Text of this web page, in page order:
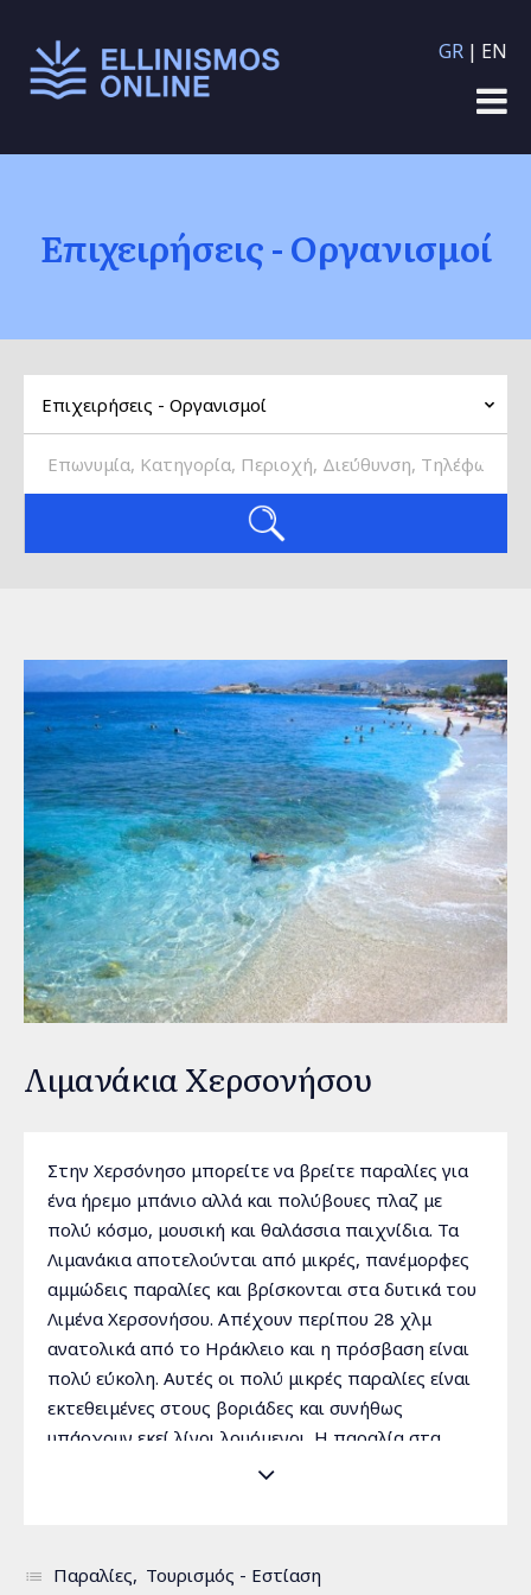
κυρίως περιεχόμενο
GR EN
Επιχειρήσεις - Οργανισμοί
Λιμανάκια Χερσονήσου
Στην Χερσόνησο μπορείτε να βρείτε παραλίες για
ένα ήρεμο μπάνιο αλλά και πολύβουες πλαζ με
πολύ κόσμο, μουσική και θαλάσσια παιχνίδια. Τα
Λιμανάκια αποτελούνται από μικρές, πανέμορφες
αμμώδεις παραλίες και βρίσκονται στα δυτικά του
Λιμένα Χερσονήσου. Απέχουν περίπου 28 χλμ
ανατολικά από το Ηράκλειο και η πρόσβαση είναι
πολύ εύκολη. Αυτές οι πολύ μικρές παραλίες είναι
εκτεθειμένες στους βοριάδες και συνήθως
υπάρχουν εκεί λίγοι λουόμενοι. Η παραλία στα
δυτικά του Λιμένα είναι βοτσαλωτή και με
της είναι πολύ εύκολη. Κοντά σ' αυτή την παραλία
Παραλίες
Τουρισμός - Εστίαση